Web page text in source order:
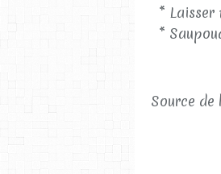
* Laisser
*
Source